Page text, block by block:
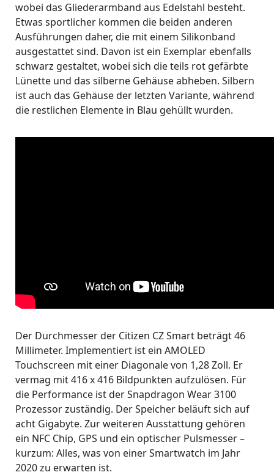
wobei das Gliederarmband aus Edelstahl besteht.
Etwas sportlicher kommen die beiden anderen
Ausführungen daher, die mit einem Silikonband
ausgestattet sind. Davon ist ein Exemplar ebenfalls
schwarz gestaltet, wobei sich die teils rot gefärbte
Lünette und das silberne Gehäuse abheben. Silbern
ist auch das Gehäuse der letzten Variante, während
die restlichen Elemente in Blau gehüllt wurden.
Der Durchmesser der Citizen CZ Smart beträgt 46
Millimeter. Implementiert ist ein AMOLED
Touchscreen mit einer Diagonale von 1,28 Zoll. Er
vermag mit 416 x 416 Bildpunkten aufzulösen. Für
die Performance ist der Snapdragon Wear 3100
Prozessor zuständig. Der Speicher beläuft sich auf
acht Gigabyte. Zur weiteren Ausstattung gehören
ein NFC Chip, GPS und ein optischer Pulsmesser –
kurzum: Alles, was von einer Smartwatch im Jahr
2020 zu erwarten ist.